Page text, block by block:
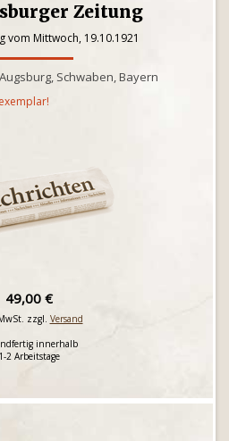
Zeitung
vom Mittwoch, 19.10.1921
Schwaben, Bayern
49,00 €
zzgl. Versand
innerhalb
1-2 Arbeitstage